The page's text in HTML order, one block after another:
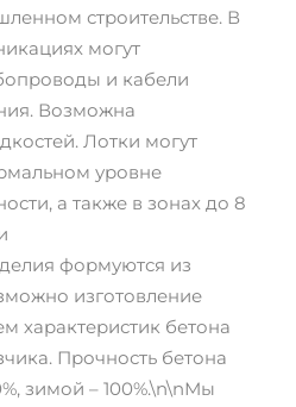
строительстве. В
могут
и кабели
Возможна
Лотки могут
уровне
а также в зонах до 8
формуются из
изготовление
характеристик бетона
Прочность бетона
зимой – 100%.\n\nМы